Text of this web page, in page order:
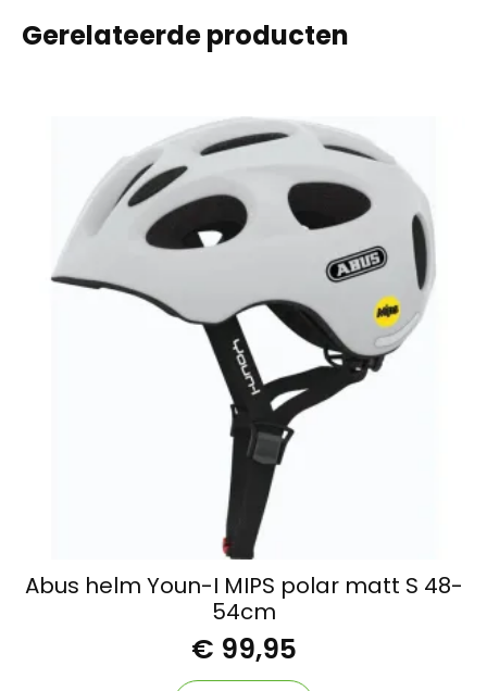
Gerelateerde producten
Abus helm Youn-I MIPS polar matt S 48-
54cm
€ 99,95